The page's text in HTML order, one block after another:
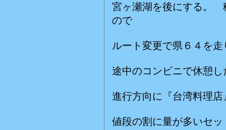
宮ヶ瀬湖を後にする。
ので
ルート変更で県６４を
途中のコンビニで休憩
進行方向に『台湾料理
値段の割に量が多いセ